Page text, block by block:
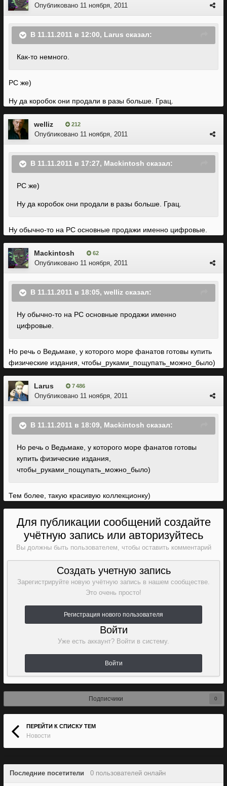
Опубликовано 11 ноября, 2011
В 11.11.2011 в 12:00, Larus сказал:
Как-то немного.
PC же)
Ну да коробок они продали в разы больше. Грац.
welliz 212
Опубликовано 11 ноября, 2011
В 11.11.2011 в 17:27, Mackintosh сказал:
PC же)
Ну да коробок они продали в разы больше. Грац.
Ну обычно-то на РС основные продажи именно цифровые.
Mackintosh 62
Опубликовано 11 ноября, 2011
В 11.11.2011 в 18:05, welliz сказал:
Ну обычно-то на РС основные продажи именно
цифровые.
Но речь о Ведьмаке, у которого море фанатов готовы купить
физические издания, чтобы_руками_пощупать_можно_было)
Larus 7 486
Опубликовано 11 ноября, 2011
В 11.11.2011 в 18:09, Mackintosh сказал:
Но речь о Ведьмаке, у которого море фанатов готовы
купить физические издания,
чтобы_руками_пощупать_можно_было)
Тем более, такую красивую коллекционку)
Для публикации сообщений создайте
учётную запись или авторизуйтесь
Вы должны быть пользователем, чтобы оставить комментарий
Создать учетную запись
Зарегистрируйте новую учётную запись в нашем сообществе.
Это очень просто!
Регистрация нового пользователя
Войти
Уже есть аккаунт? Войти в систему.
Войти
Подписчики 0
ПЕРЕЙТИ К СПИСКУ ТЕМ
Новости
Последние посетители 0 пользователей онлайн